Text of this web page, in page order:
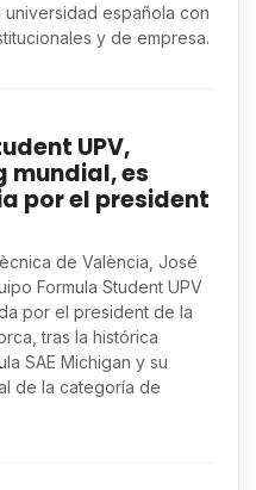
española con
y de empresa.
UPV,
mundial, es
por el president
de València, José
Formula Student UPV
por el president de la
tras la histórica
SAE Michigan y su
de la categoría de